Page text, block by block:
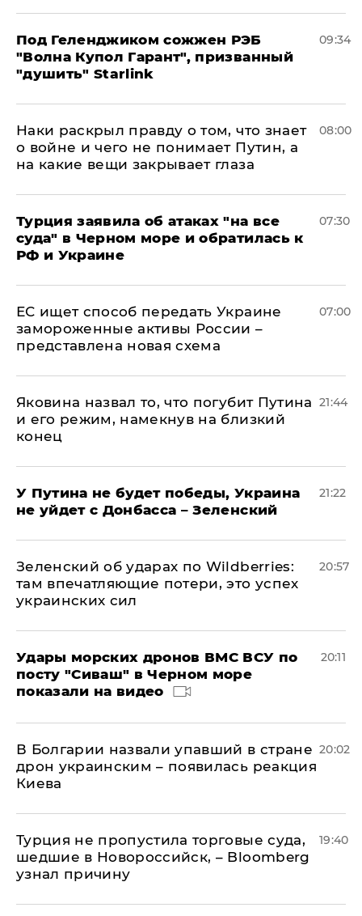
Под Геленджиком сожжен РЭБ
"Волна Купол Гарант", призванный
"душить" Starlink
09:34
Наки раскрыл правду о том, что знает
о войне и чего не понимает Путин, а
на какие вещи закрывает глаза
08:00
Турция заявила об атаках "на все
суда" в Черном море и обратилась к
РФ и Украине
07:30
ЕС ищет способ передать Украине
замороженные активы России –
представлена новая схема
07:00
Яковина назвал то, что погубит Путина
и его режим, намекнув на близкий
конец
21:44
У Путина не будет победы, Украина
не уйдет с Донбасса – Зеленский
21:22
Зеленский об ударах по Wildberries:
там впечатляющие потери, это успех
украинских сил
20:57
Удары морских дронов ВМС ВСУ по
посту "Сиваш" в Черном море
показали на видео
20:11
В Болгарии назвали упавший в стране
дрон украинским – появилась реакция
Киева
20:02
Турция не пропустила торговые суда,
шедшие в Новороссийск, – Bloomberg
узнал причину
19:40